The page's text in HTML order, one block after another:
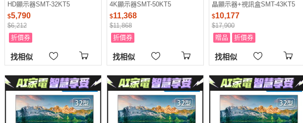
HD顯示器SMT-32KT5
$5,790
$6,212
折價券
找相似
4K顯示器SMT-50KT5
$11,368
$11,868
折價券
找相似
晶顯示器+視訊盒SMT-43KT5
$10,177
$17,900
贈品
折價券
找相似